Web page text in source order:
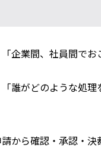
企業間、社員間でお
誰がどのような処
から確認・承認・